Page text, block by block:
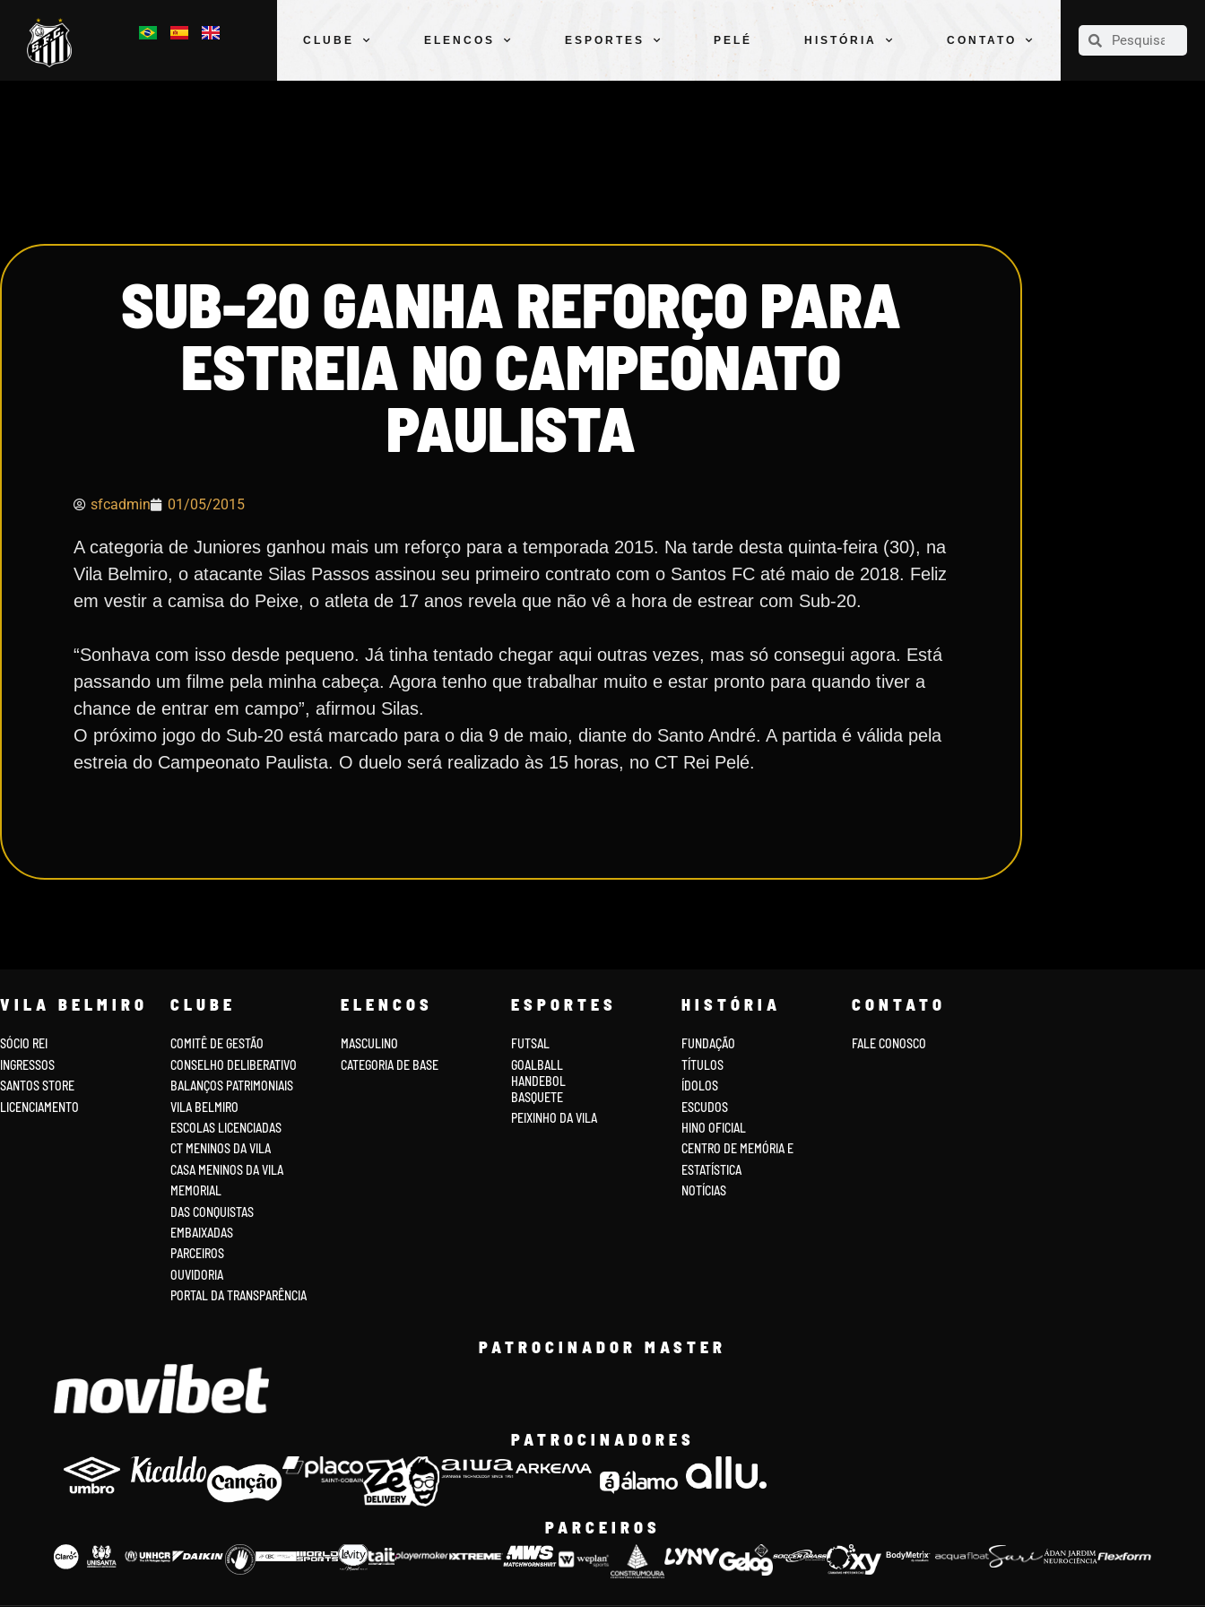
CLUBE ELENCOS ESPORTES PELÉ HISTÓRIA CONTATO
CLUBE
SUB-20 GANHA REFORÇO PARA
ESTREIA NO CAMPEONATO
PAULISTA
sfcadmin 01/05/2015
A categoria de Juniores ganhou mais um reforço para a temporada 2015. Na tarde desta quinta-feira (30), na
Vila Belmiro, o atacante Silas Passos assinou seu primeiro contrato com o Santos FC até maio de 2018. Feliz
em vestir a camisa do Peixe, o atleta de 17 anos revela que não vê a hora de estrear com Sub-20.
“Sonhava com isso desde pequeno. Já tinha tentado chegar aqui outras vezes, mas só consegui agora. Está
passando um filme pela minha cabeça. Agora tenho que trabalhar muito e estar pronto para quando tiver a
chance de entrar em campo”, afirmou Silas.
O próximo jogo do Sub-20 está marcado para o dia 9 de maio, diante do Santo André. A partida é válida pela
estreia do Campeonato Paulista. O duelo será realizado às 15 horas, no CT Rei Pelé.
VILA BELMIRO
SÓCIO REI
INGRESSOS
SANTOS STORE
LICENCIAMENTO
CLUBE
COMITÊ DE GESTÃO
CONSELHO DELIBERATIVO
BALANÇOS PATRIMONIAIS
VILA BELMIRO
ESCOLAS LICENCIADAS
CT MENINOS DA VILA
CASA MENINOS DA VILA
MEMORIAL
DAS CONQUISTAS
EMBAIXADAS
PARCEIROS
OUVIDORIA
PORTAL DA TRANSPARÊNCIA
ELENCOS
MASCULINO
CATEGORIA DE BASE
ESPORTES
FUTSAL
GOALBALL
HANDEBOL
BASQUETE
PEIXINHO DA VILA
HISTÓRIA
FUNDAÇÃO
TÍTULOS
ÍDOLOS
ESCUDOS
HINO OFICIAL
CENTRO DE MEMÓRIA E
ESTATÍSTICA
NOTÍCIAS
CONTATO
FALE CONOSCO
PATROCINADOR MASTER
PATROCINADORES
PARCEIROS